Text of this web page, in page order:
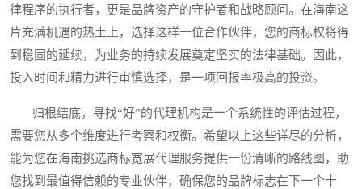
律程序的执行者，更是品牌资产的守护者和战略顾问。在海南这
片充满机遇的热土上，选择这样一位合作伙伴，您的商标权将得
到稳固的延续，为业务的持续发展奠定坚实的法律基础。因此，
投入时间和精力进行审慎选择，是一项回报率极高的投资。
归根结底，寻找“好”的代理机构是一个系统性的评估过程，
需要您从多个维度进行考察和权衡。希望以上这些详尽的分析，
能为您在海南挑选商标宽展代理服务提供一份清晰的路线图，助
您找到最值得信赖的专业伙伴，确保您的品牌标志在下一个十